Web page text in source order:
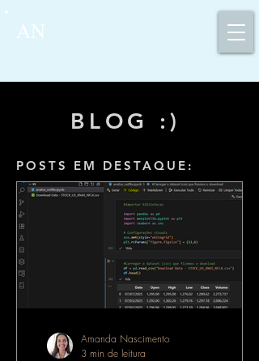
AN
BLOG :)
POSTS EM DESTAQUE:
Amanda Nascimento
3 min de leitura